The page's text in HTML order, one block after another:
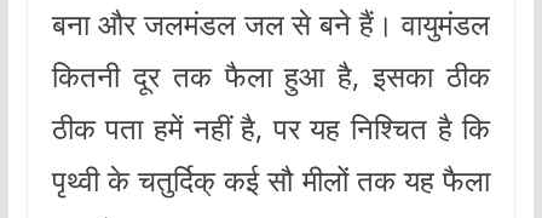
बना और जलमंडल जल से बने हैं। वायुमंडल
कितनी दूर तक फैला हुआ है, इसका ठीक
ठीक पता हमें नहीं है, पर यह निश्चित है कि
पृथ्वी के चतुर्दिक् कई सौ मीलों तक यह फैला